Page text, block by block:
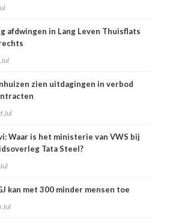
afdwingen in Lang Leven Thuisflats
zien uitdagingen in verbod
Jul
Waar is het ministerie van VWS bij
Tata Steel?
kan met 300 minder mensen toe
Jul